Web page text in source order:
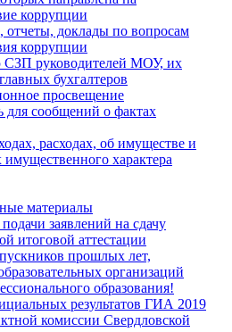
коррупции
доклады по вопросам
коррупции
руководителей МОУ, их
бухгалтеров
просвещение
для сообщений о фактах
расходах, об имуществе и
имущественного характера
материалы
заявлений на сдачу
итоговой аттестации
прошлых лет,
организаций
образования!
результатов ГИА 2019
комиссии Свердловской